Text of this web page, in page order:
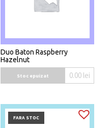
Duo Baton Raspberry
Hazelnut
Stoc epuizat 0.00 lei
FARA STOC